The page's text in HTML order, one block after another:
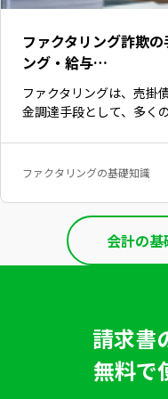
ファクタリング詐欺
ング・給与…
ファクタリングは、売掛
金調達手段として、多く
ファクタリングの基礎知識
会計の
請求書
無料で